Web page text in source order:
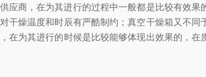
应商，在为其进行的过程中一般都是比较有效果
干燥温度和时辰有严酷制约；真空干燥箱又不同
在为其进行的时候是比较能够体现出效果的，